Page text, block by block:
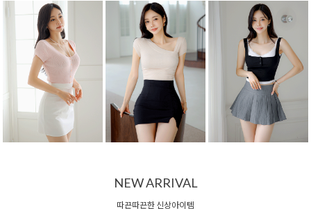
NEW ARRIVAL
따끈따끈한 신상아이템